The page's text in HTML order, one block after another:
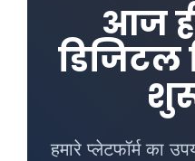
आज
डिजिटल
हमारे प्लेटफॉर्म का